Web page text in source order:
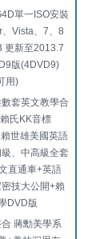
單一ISO安裝
Vista、7、8
更新至2013.7
版(4DVD9)
用)
套英文教學合
氏KK音標
世雄美國英語
、中高級全套
直通車+英語
技大公開+賴
DVD版
蔣勳美學系